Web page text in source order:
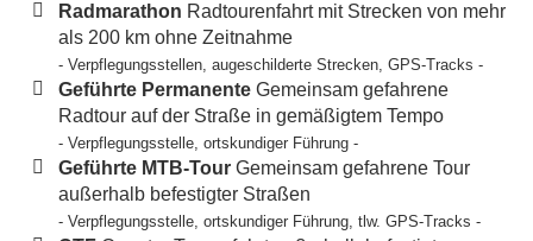
Radmarathon Radtourenfahrt mit Strecken von mehr
als 200 km ohne Zeitnahme
- Verpflegungsstellen, augeschilderte Strecken, GPS-Tracks -
Geführte Permanente Gemeinsam gefahrene
Radtour auf der Straße in gemäßigtem Tempo
- Verpflegungsstelle, ortskundiger Führung -
Geführte MTB-Tour Gemeinsam gefahrene Tour
außerhalb befestigter Straßen
- Verpflegungsstelle, ortskundiger Führung, tlw. GPS-Tracks -